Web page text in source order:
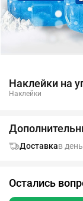
Наклейки на
Наклейки
Доставкав
Остались